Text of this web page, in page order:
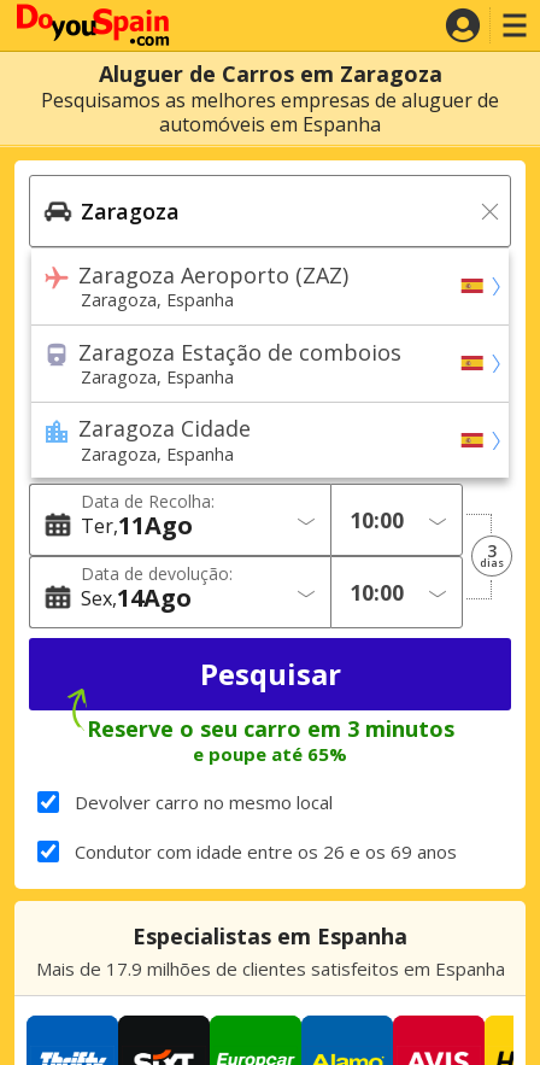
Aluguer de Carros em Zaragoza
Pesquisamos as melhores empresas de aluguer de
automóveis em Espanha
Zaragoza Aeroporto (ZAZ)
Zaragoza, Espanha
Zaragoza Estação de comboios
Zaragoza, Espanha
Zaragoza Cidade
Zaragoza, Espanha
Data de Recolha:
Ter 11Ago
Data de devolução:
Sex 14Ago
3
dias
Reserve o seu carro em 3 minutos
e poupe até 65%
Devolver carro no mesmo local
Condutor com idade entre os 26 e os 69 anos
Especialistas em Espanha
Mais de 17.9 milhões de clientes satisfeitos em Espanha